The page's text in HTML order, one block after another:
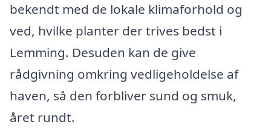
bekendt med de lokale klimaforhold og
ved, hvilke planter der trives bedst i
Lemming. Desuden kan de give
rådgivning omkring vedligeholdelse af
haven, så den forbliver sund og smuk,
året rundt.